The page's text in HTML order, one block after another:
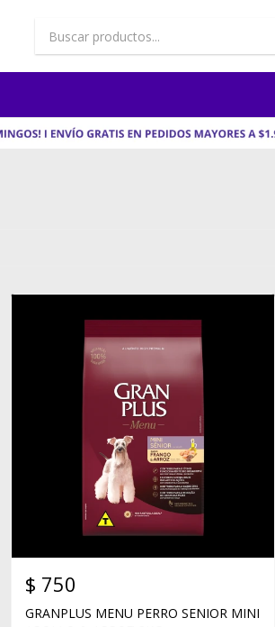
$ 750
GRANPLUS MENU PERRO SENIOR MINI